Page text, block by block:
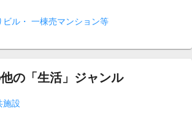
ビル・ 一棟売マンション等
の「生活」ジャンル
施設